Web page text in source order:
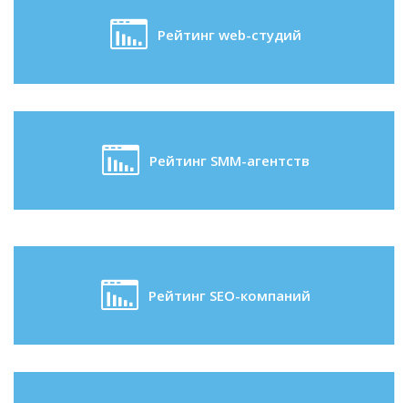
Рейтинг web-студий
Рейтинг SMM-агентств
Рейтинг SEO-компаний